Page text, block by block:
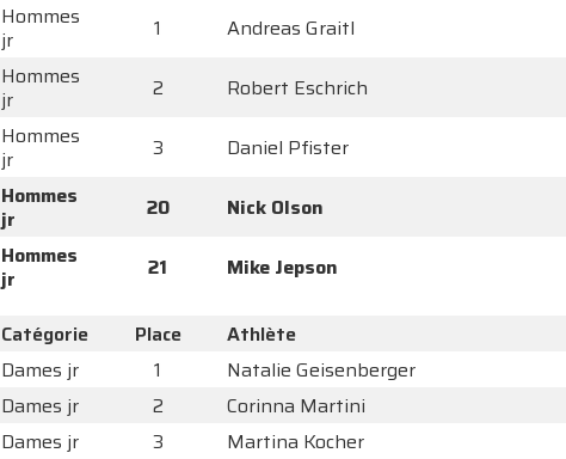
Hommes
jr
1 Andreas Graitl
Hommes
jr
2 Robert Eschrich
Hommes
jr
3 Daniel Pfister
Hommes
jr
20 Nick Olson
Hommes
jr
21 Mike Jepson
Catégorie Place Athlète
Dames jr
1 Natalie Geisenberger
Dames jr
2 Corinna Martini
Dames jr
3 Martina Kocher